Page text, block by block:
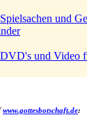
Spielsachen und
DVD's und Video
www.gottesbotschaft.de: